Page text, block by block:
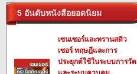
5 อันดับหนังสือยอดนิยม
เซนเซอร์และทรานสดิว
เซอร์ ทฤษฎีและการ
ประยุกต์ใช้ในระบบการวัด